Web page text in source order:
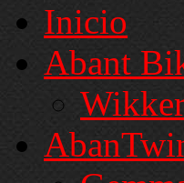
Inicio
Abant